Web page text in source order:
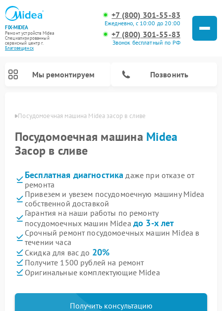
FIX-MIDEA
Ремонт устройств Midea
Специализированный
cервисный центр г.
Благовещенск
+7 (800) 301-55-83
Ежедневно, с 10:00 до 20:00
+7 (800) 301-55-83
Звонок бесплатный по РФ
Мы ремонтируем Позвонить
Посудомоечная машина Midea засор в сливе
Посудомоечная машина Midea
Засор в сливе
Бесплатная диагностика даже при отказе от
ремонта
Привезем и увезем посудомоечную машину Midea
собственной доставкой
Гарантия на наши работы по ремонту
посудомоечных машин Midea до 3-х лет
Срочный ремонт посудомоечных машин Midea в
течении часа
Скидка для вас до 20%
Получите 1500 рублей на ремонт
Оригинальные комплектующие Midea
Получить консультацию